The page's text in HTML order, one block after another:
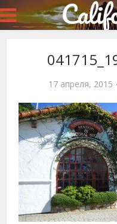
17 апреля, 2015